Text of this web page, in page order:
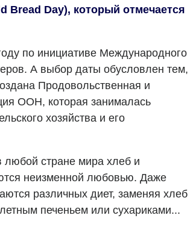
Bread Day), который отмечается
по инициативе Международного
А выбор даты обусловлен тем,
Продовольственная и
ООН, которая занималась
хозяйства и его
любой стране мира хлеб и
неизменной любовью. Даже
различных диет, заменяя хлеб
печеньем или сухариками...